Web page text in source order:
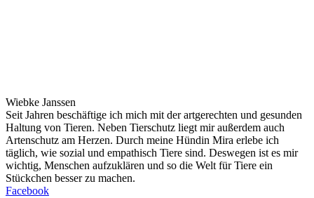
Wiebke Janssen
Seit Jahren beschäftige ich mich mit der artgerechten und gesunden
Haltung von Tieren. Neben Tierschutz liegt mir außerdem auch
Artenschutz am Herzen. Durch meine Hündin Mira erlebe ich
täglich, wie sozial und empathisch Tiere sind. Deswegen ist es mir
wichtig, Menschen aufzuklären und so die Welt für Tiere ein
Stückchen besser zu machen.
Facebook